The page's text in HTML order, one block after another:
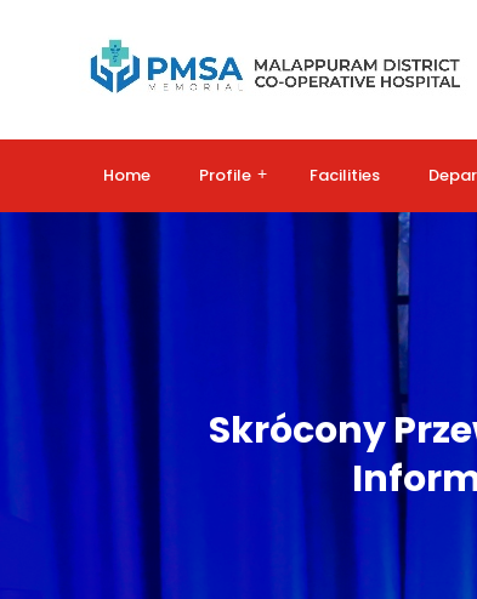
Home Profile + Facilities
Skrócony